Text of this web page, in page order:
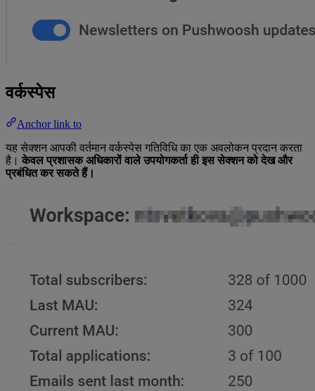
वर्कस्पेस
Anchor link to
यह सेक्शन आपकी वर्तमान वर्कस्पेस गतिविधि का एक अवलोकन प्रदान करता
है। केवल प्रशासक अधिकारों वाले उपयोगकर्ता ही इस सेक्शन को देख और
प्रबंधित कर सकते हैं।